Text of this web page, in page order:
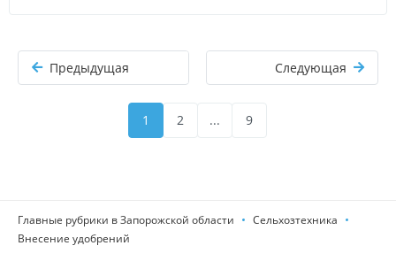
Предыдущая Следующая
1 2 ... 9
Главные рубрики в Запорожской области
Сельхозтехника
Внесение удобрений